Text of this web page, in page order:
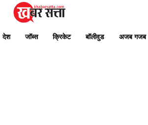
देश जॉब्स क्रिकेट बॉलीवुड अजब गजब